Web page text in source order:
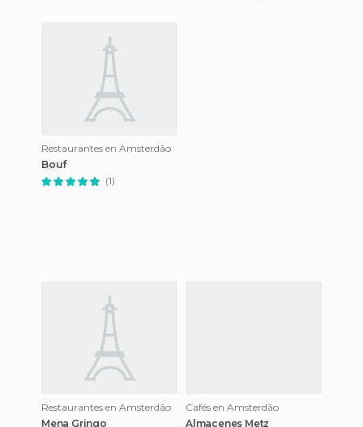
Restaurantes en Amsterdão
Bouf
(1)
Restaurantes en Amsterdão
Mena Gringo
Cafés en Amsterdão
Almacenes Metz